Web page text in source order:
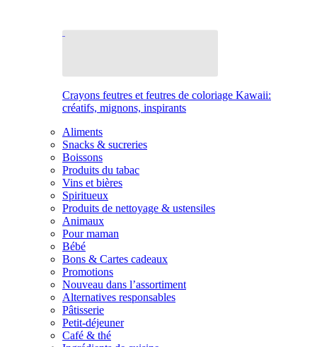
Crayons feutres et feutres de coloriage Kawaii:
créatifs, mignons, inspirants
Aliments
Snacks & sucreries
Boissons
Produits du tabac
Vins et bières
Spiritueux
Produits de nettoyage & ustensiles
Animaux
Pour maman
Bébé
Bons & Cartes cadeaux
Promotions
Nouveau dans l’assortiment
Alternatives responsables
Pâtisserie
Petit-déjeuner
Café & thé